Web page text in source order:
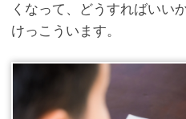
くなって、どうすればいい
けっこういます。